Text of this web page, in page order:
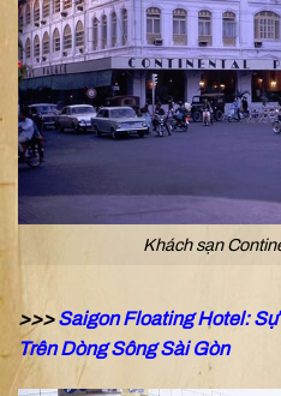
Khách sạn
>>>Saigon Floating Hotel:
Trên Dòng Sông Sài Gòn